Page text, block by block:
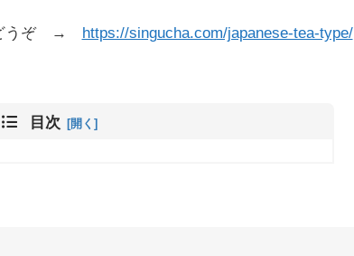
どうぞ → https://singucha.com/japanese-tea-type/
目次